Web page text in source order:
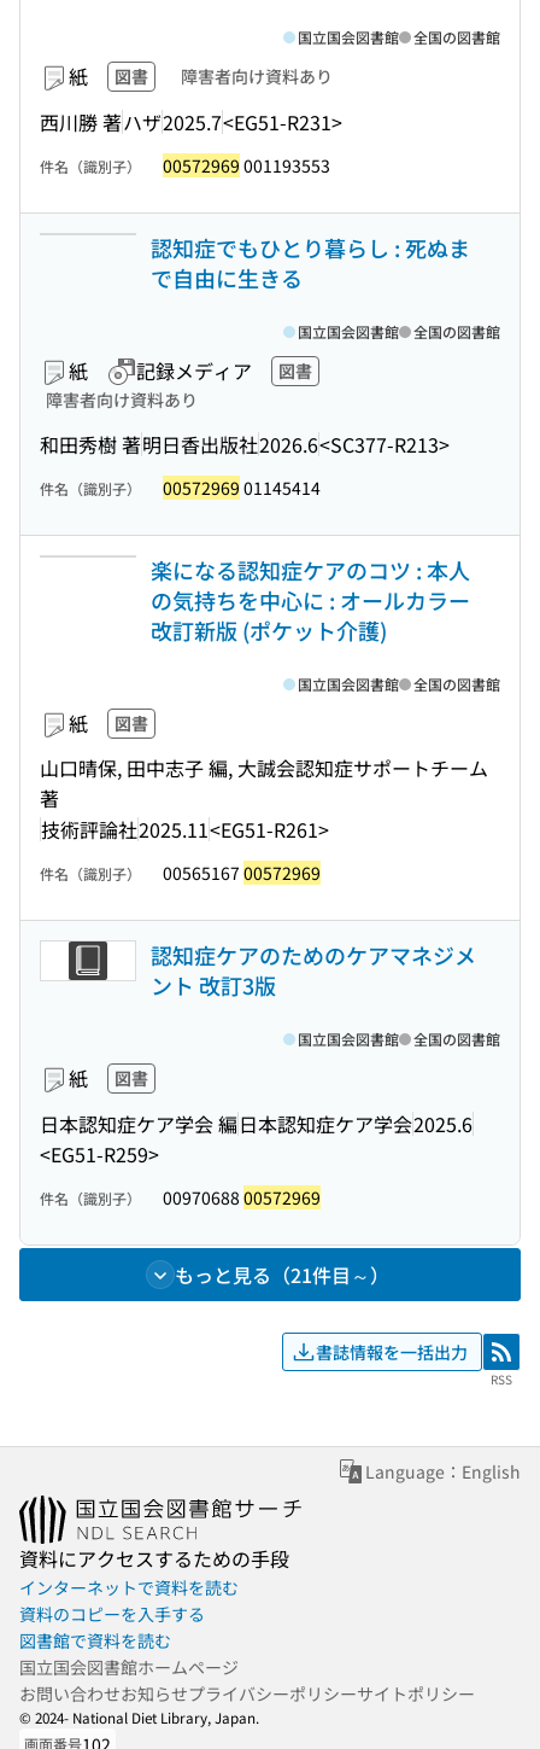
紙 図書 障害者向け資料あり
西川勝 著ハザ2025.7<EG51-R231>
国立国会図書館 全国の図書館
件名（識別子） 00572969 001193553
認知症でもひとり暮らし : 死ぬま
で自由に生きる
紙 記録メディア
図書
障害者向け資料あり
和田秀樹 著明日香出版社2026.6<SC377-R213>
国立国会図書館 全国の図書館
件名（識別子） 00572969 01145414
楽になる認知症ケアのコツ : 本人
の気持ちを中心に : オールカラー
改訂新版 (ポケット介護)
紙 図書
山口晴保, 田中志子 編, 大誠会認知症サポートチーム
著
技術評論社2025.11<EG51-R261>
国立国会図書館 全国の図書館
件名（識別子） 00565167 00572969
認知症ケアのためのケアマネジメ
ント 改訂3版
紙 図書
日本認知症ケア学会 編日本認知症ケア学会2025.6
<EG51-R259>
国立国会図書館 全国の図書館
件名（識別子） 00970688 00572969
もっと見る（21件目～）
書誌情報を一括出力 RSS
RSS
Language：English
資料にアクセスするための手段
インターネットで資料を読む
資料のコピーを入手する
図書館で資料を読む
国立国会図書館ホームページ
お問い合わせお知らせプライバシーポリシーサイトポリシー
© 2024- National Diet Library, Japan.
画面番号102